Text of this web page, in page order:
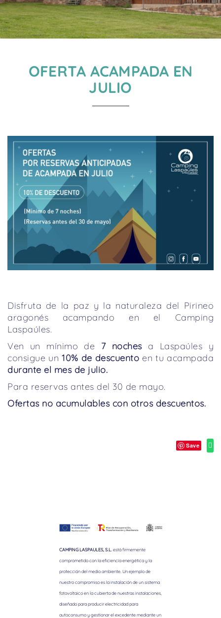
OFERTA ACAMPADA EN
JULIO
Disfruta de la paz y la naturaleza del Pirineo
aragonés acampando en el Camping
Laspaúles.
Ven un mínimo de 7 nochesa Laspaúles y
consigue un 10% de descuento en tu acampada
durante el mes de julio.
Para reservas antes del 30 de mayo.
Ofertas no acumulables con otros descuentos.
Save
CAMPING LASPAULES, S.L.
está firmemente
comprometido con la eficiencia energética y la
protección del medio ambiente. Un ejemplo de
nuestro compromiso es la instalación de un sistema
fotovoltaico en la cubierta de nuestras instalaciones,
diseñado para producir electricidad para
autoconsumo y gestionar el excedente mediante un